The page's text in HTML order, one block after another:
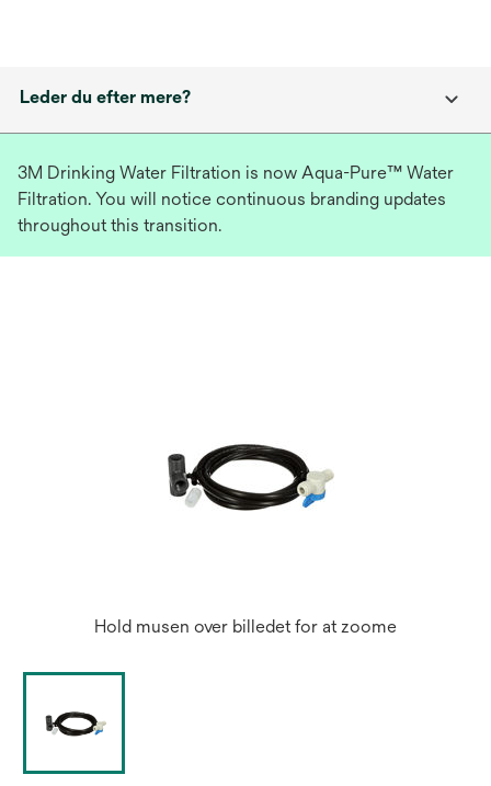
Leder du efter mere?
3M Drinking Water Filtration is now Aqua-Pure™ Water
Filtration. You will notice continuous branding updates
throughout this transition.
Hold musen over billedet for at zoome